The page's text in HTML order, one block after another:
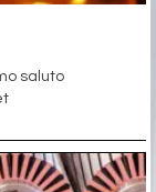
saluto